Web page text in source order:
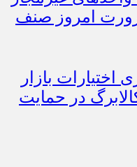
امروز صنف
اختیارات بازار
در حمایت